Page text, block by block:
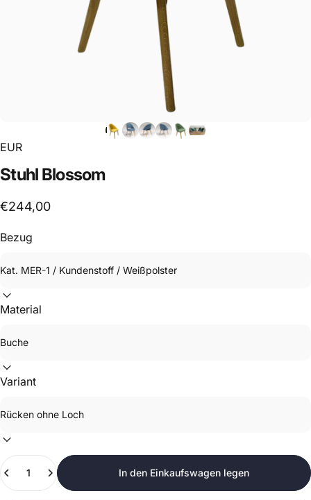
EUR
Stuhl Blossom
€244,00
Bezug
Material
Variant
Anzahl
In den Einkaufswagen legen